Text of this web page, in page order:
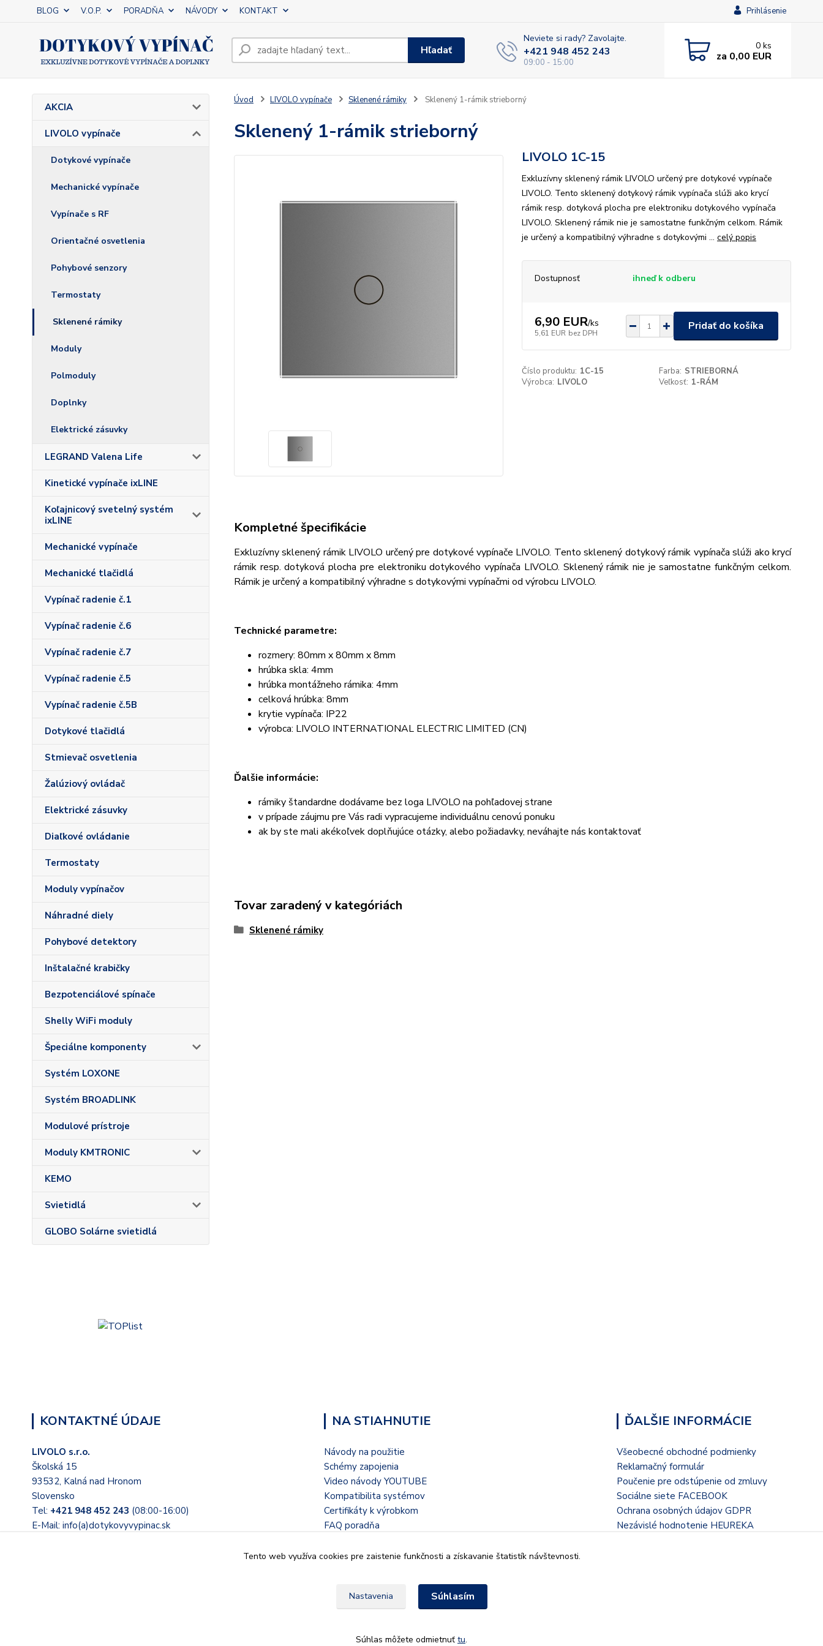
BLOG V.O.P. PORADŇA NÁVODY KONTAKT Prihlásenie
Hľadať
Neviete si rady? Zavolajte.
+421 948 452 243
09:00 - 15:00
0 ks
za 0,00 EUR
AKCIA
LIVOLO vypínače
Dotykové vypínače
Mechanické vypínače
Vypínače s RF
Orientačné osvetlenia
Pohybové senzory
Termostaty
Sklenené rámiky
Moduly
Polmoduly
Doplnky
Elektrické zásuvky
LEGRAND Valena Life
Kinetické vypínače ixLINE
Koľajnicový svetelný systém
ixLINE
Mechanické vypínače
Mechanické tlačidlá
Vypínač radenie č.1
Vypínač radenie č.6
Vypínač radenie č.7
Vypínač radenie č.5
Vypínač radenie č.5B
Dotykové tlačidlá
Stmievač osvetlenia
Žalúziový ovládač
Elektrické zásuvky
Diaľkové ovládanie
Termostaty
Moduly vypínačov
Náhradné diely
Pohybové detektory
Inštalačné krabičky
Bezpotenciálové spínače
Shelly WiFi moduly
Špeciálne komponenty
Systém LOXONE
Systém BROADLINK
Modulové prístroje
Moduly KMTRONIC
KEMO
Svietidlá
GLOBO Solárne svietidlá
Úvod LIVOLO vypínače Sklenené rámiky Sklenený 1-rámik strieborný
Sklenený 1-rámik strieborný
LIVOLO 1C-15
Exkluzívny sklenený rámik LIVOLO určený pre dotykové vypínače
LIVOLO. Tento sklenený dotykový rámik vypínača slúži ako krycí
rámik resp. dotyková plocha pre elektroniku dotykového vypínača
LIVOLO. Sklenený rámik nie je samostatne funkčným celkom. Rámik
je určený a kompatibilný výhradne s dotykovými ... celý popis
Dostupnosť ihneď k odberu
6,90 EUR/ks
5,61 EUR bez DPH
Pridať do košíka
Číslo produktu: 1C-15 Farba: STRIEBORNÁ
Výrobca: LIVOLO Veľkosť: 1-RÁM
Kompletné špecifikácie
Exkluzívny sklenený rámik LIVOLO určený pre dotykové vypínače LIVOLO. Tento sklenený dotykový rámik vypínača slúži ako krycí
rámik resp. dotyková plocha pre elektroniku dotykového vypínača LIVOLO. Sklenený rámik nie je samostatne funkčným celkom.
Rámik je určený a kompatibilný výhradne s dotykovými vypínačmi od výrobcu LIVOLO.
Technické parametre:
rozmery: 80mm x 80mm x 8mm
hrúbka skla: 4mm
hrúbka montážneho rámika: 4mm
celková hrúbka: 8mm
krytie vypínača: IP22
výrobca: LIVOLO INTERNATIONAL ELECTRIC LIMITED (CN)
Ďalšie informácie:
rámiky štandardne dodávame bez loga LIVOLO na pohľadovej strane
v prípade záujmu pre Vás radi vypracujeme individuálnu cenovú ponuku
ak by ste mali akékoľvek doplňujúce otázky, alebo požiadavky, neváhajte nás kontaktovať
Tovar zaradený v kategóriách
Sklenené rámiky
KONTAKTNÉ ÚDAJE
LIVOLO s.r.o.
Školská 15
93532, Kalná nad Hronom
Slovensko
Tel: +421 948 452 243 (08:00-16:00)
E-Mail: info(a)dotykovyvypinac.sk
NA STIAHNUTIE
Návody na použitie
Schémy zapojenia
Video návody YOUTUBE
Kompatibilita systémov
Certifikáty k výrobkom
FAQ poradňa
ĎALŠIE INFORMÁCIE
Všeobecné obchodné podmienky
Reklamačný formulár
Poučenie pre odstúpenie od zmluvy
Sociálne siete FACEBOOK
Ochrana osobných údajov GDPR
Nezávislé hodnotenie HEUREKA
Tento web využíva cookies pre zaistenie funkčnosti a získavanie štatistík návštevnosti.
Nastavenia Súhlasím
Súhlas môžete odmietnuť tu.